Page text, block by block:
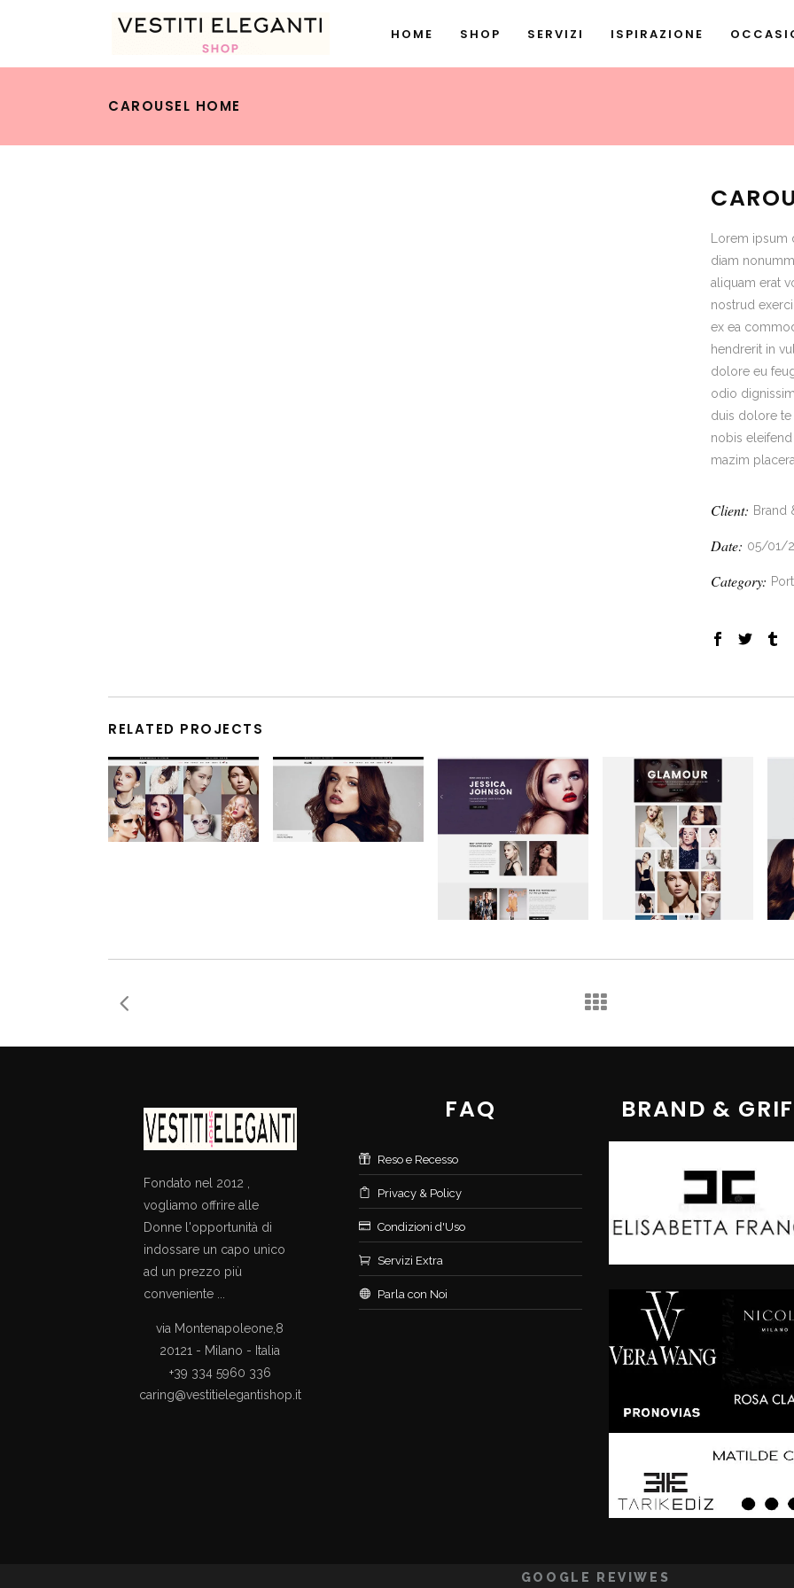
HOME SHOP SERVIZI ISPIRAZIONE
CAROUSEL HOME
Lorem
diam
aliquam erat
nostrud
ex ea
hendrerit in
dolore eu
odio
duis dolore te
nobis
mazim
Client: Brand
Date: 05/01/
Category:
RELATED PROJECTS
Fondato nel 2012 ,
vogliamo offrire alle
Donne l'opportunità di
indossare un capo unico
ad un prezzo più
conveniente ...
via Montenapoleone,8
20121 - Milano - Italia
+39 334 5960 336
caring@vestitielegantishop.it
FAQ
Reso e Recesso
Privacy & Policy
Condizioni d'Uso
Servizi Extra
Parla con Noi
BRAND &
GOOGLE REVIWES